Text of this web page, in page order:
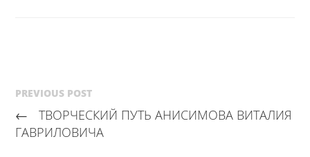
PREVIOUS POST
←
ТВОРЧЕСКИЙ ПУТЬ АНИСИМОВА ВИТАЛИЯ
ГАВРИЛОВИЧА